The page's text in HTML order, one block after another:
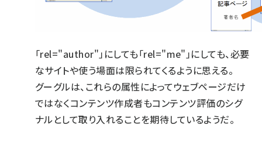
「rel="author"」にしても「rel="me"」にしても、必要
なサイトや使う場面は限られてくるように思える。
グーグルは、これらの属性によってウェブページだけ
ではなくコンテンツ作成者もコンテンツ評価のシグ
ナルとして取り入れることを期待しているようだ。